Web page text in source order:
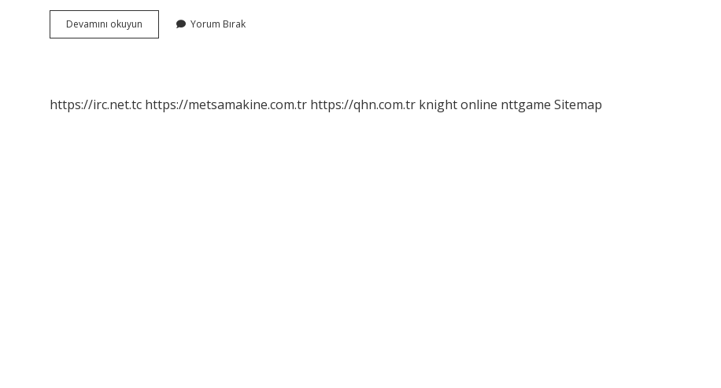
Devamını okuyun Şemsettin
Bayar
Yorum Bırak
https://irc.net.tc https://metsamakine.com.tr https://qhn.com.tr knight online nttgame Sitemap